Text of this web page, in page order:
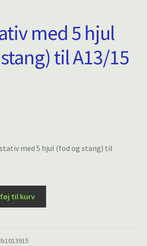
med 5 hjul
til A13/15
med 5 hjul (fod og stang) til
til kurv